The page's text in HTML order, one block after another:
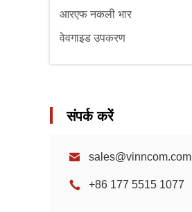
आरएफ नकली भार
वेवगाइड उपकरण
संपर्क करें
sales@vinncom.com
+86 177 5515 1077